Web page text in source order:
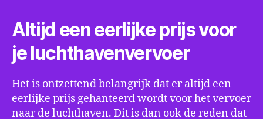
Altijd een eerlijke prijs voor
je luchthavenvervoer
Het is ontzettend belangrijk dat er altijd een
eerlijke prijs gehanteerd wordt voor het vervoer
naar de luchthaven. Dit is dan ook de reden dat